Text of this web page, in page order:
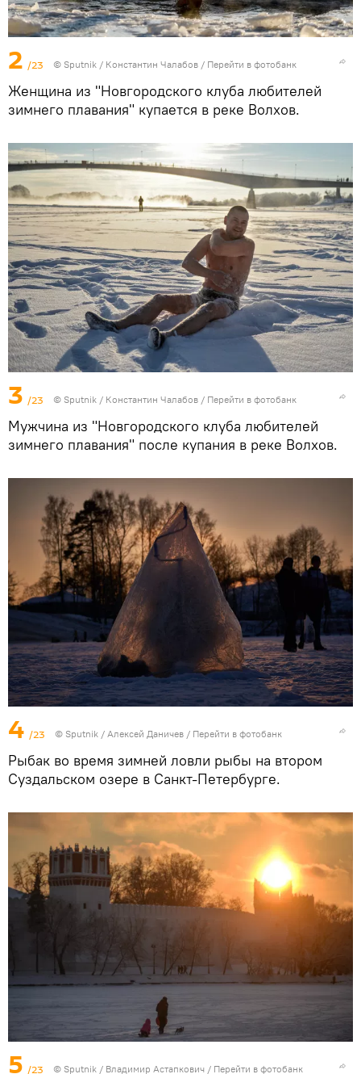
2 /23 © Sputnik / Константин Чалабов / Перейти в фотобанк
Женщина из "Новгородского клуба любителей
зимнего плавания" купается в реке Волхов.
3 /23 © Sputnik / Константин Чалабов / Перейти в фотобанк
Мужчина из "Новгородского клуба любителей
зимнего плавания" после купания в реке Волхов.
4 /23 © Sputnik / Алексей Даничев / Перейти в фотобанк
Рыбак во время зимней ловли рыбы на втором
Суздальском озере в Санкт-Петербурге.
5 /23 © Sputnik / Владимир Астапкович / Перейти в фотобанк